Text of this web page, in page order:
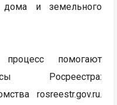
и земельного
процесс помогают
Росреестра:
rosreestr.gov.ru.